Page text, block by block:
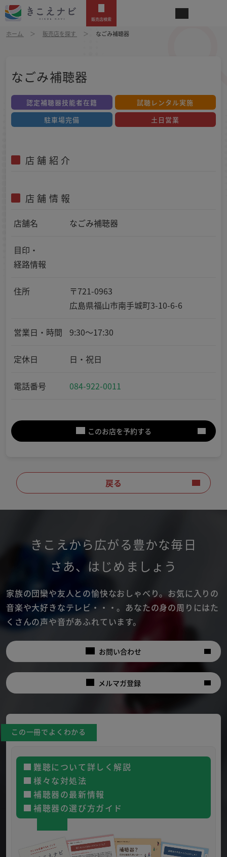
販売店検索
ホーム 販売店を探す なごみ補聴器
なごみ補聴器
認定補聴器技能者在籍
試聴レンタル実施
駐車場完備
土日営業
店舗紹介
店舗情報
店舗名 なごみ補聴器
目印・
経路情報
住所
〒721-0963
広島県福山市南手城町3-10-6-6
営業日・時間 9:30～17:30
定休日 日・祝日
電話番号 084-922-0011
このお店を予約する
戻る
きこえから広がる豊かな毎日
さあ、 はじめましょう
家族の団欒や友人との愉快なおしゃべり。 お気に入りの
音楽や大好きなテレビ・・・。 あなたの身の周りにはた
くさんの声や音があふれています。
お問い合わせ
メルマガ登録
この一冊でよくわかる
難聴について詳しく解説
様々な対処法
補聴器の最新情報
補聴器の選び方ガイド